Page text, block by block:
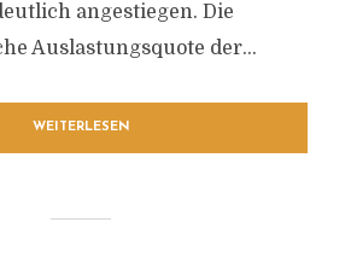
angestiegen. Die
Auslastungsquote der...
WEITERLESEN